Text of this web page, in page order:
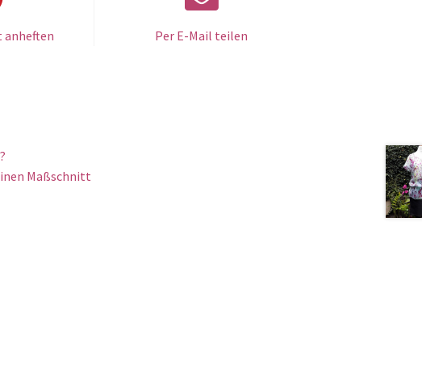
anheften Per E-Mail teilen
Maßschnitt